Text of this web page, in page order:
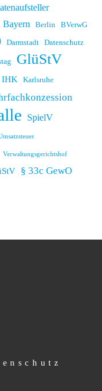
Bayern Berlin BVerwG
Darmstadt Datenschutz
GlüStV
IHK Karlsruhe
SpielV
Verwaltungsgerichtshof
§ 33c GewO